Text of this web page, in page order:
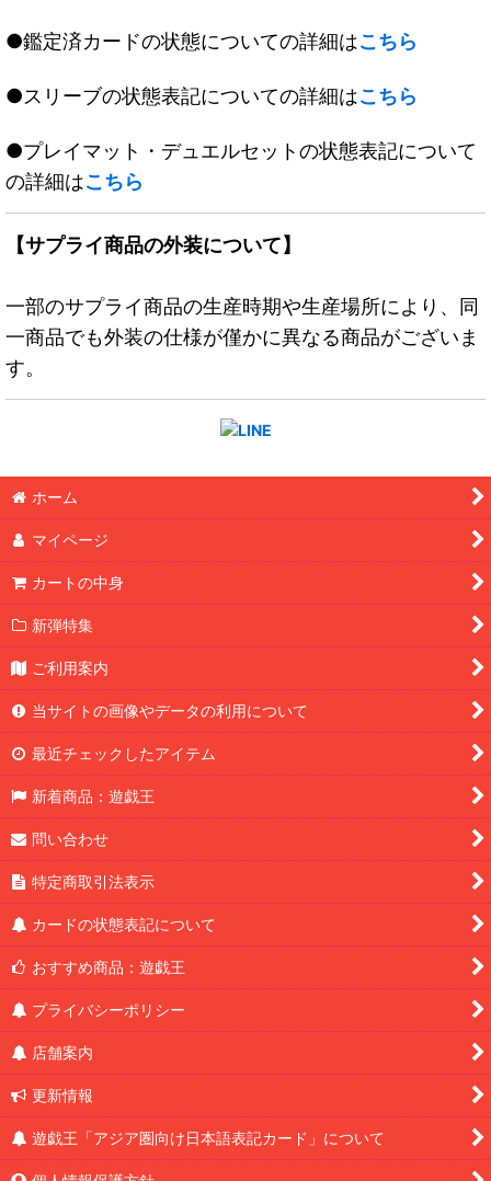
●鑑定済カードの状態についての詳細はこちら
●スリーブの状態表記についての詳細はこちら
●プレイマット・デュエルセットの状態表記について
の詳細はこちら
【サプライ商品の外装について】
一部のサプライ商品の生産時期や生産場所により、同
一商品でも外装の仕様が僅かに異なる商品がございま
す。
ホーム
マイページ
カートの中身
新弾特集
ご利用案内
当サイトの画像やデータの利用について
最近チェックしたアイテム
新着商品：遊戯王
問い合わせ
特定商取引法表示
カードの状態表記について
おすすめ商品：遊戯王
プライバシーポリシー
店舗案内
更新情報
遊戯王「アジア圏向け日本語表記カード」について